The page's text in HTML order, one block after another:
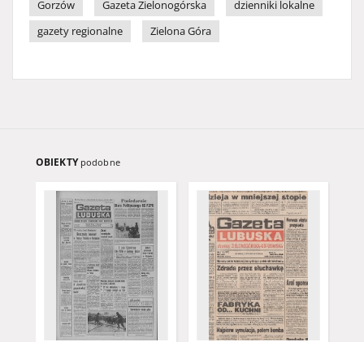
Gorzów
Gazeta Zielonogórska
dzienniki lokalne
gazety regionalne
Zielona Góra
OBIEKTY podobne